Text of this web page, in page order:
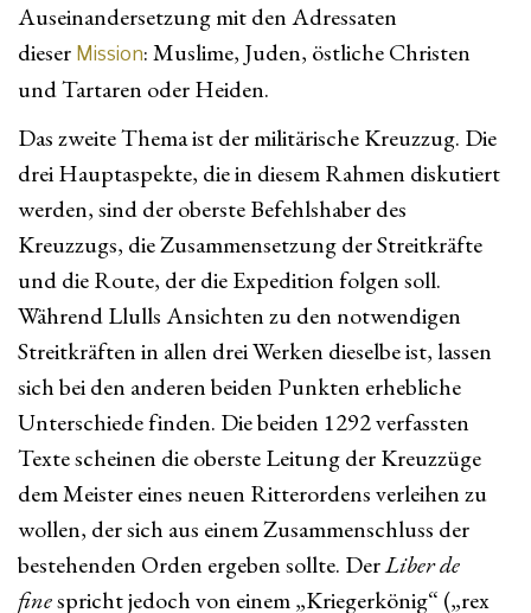
Auseinandersetzung mit den Adressaten
dieser Mission: Muslime, Juden, östliche Christen
und Tartaren oder Heiden.
Das zweite Thema ist der militärische Kreuzzug. Die
drei Hauptaspekte, die in diesem Rahmen diskutiert
werden, sind der oberste Befehlshaber des
Kreuzzugs, die Zusammensetzung der Streitkräfte
und die Route, der die Expedition folgen soll.
Während Llulls Ansichten zu den notwendigen
Streitkräften in allen drei Werken dieselbe ist, lassen
sich bei den anderen beiden Punkten erhebliche
Unterschiede finden. Die beiden 1292 verfassten
Texte scheinen die oberste Leitung der Kreuzzüge
dem Meister eines neuen Ritterordens verleihen zu
wollen, der sich aus einem Zusammenschluss der
bestehenden Orden ergeben sollte. DerLiber de
finespricht jedoch von einem „Kriegerkönig“ („rex